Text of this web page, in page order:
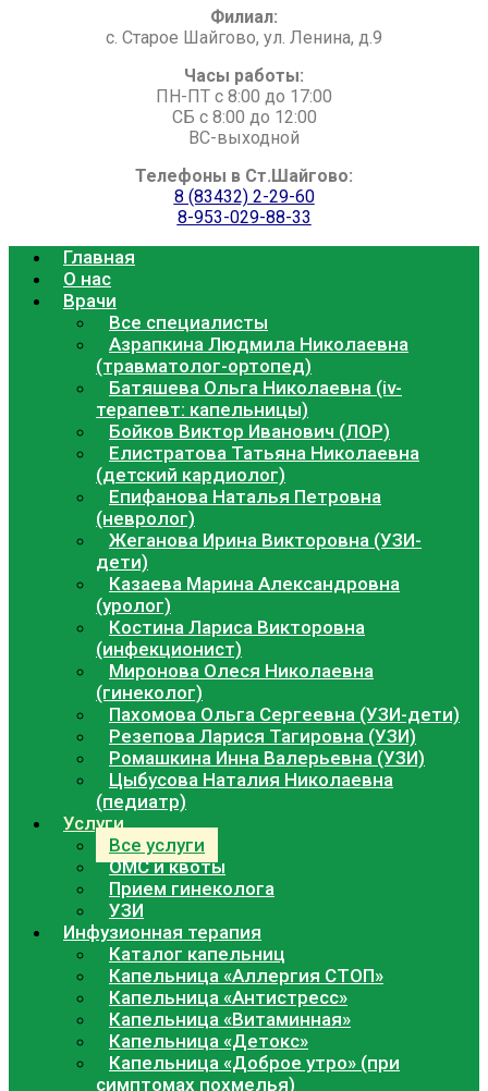
Филиал:
с. Старое Шайгово, ул. Ленина, д.9
Часы работы:
ПН-ПТ с 8:00 до 17:00
СБ с 8:00 до 12:00
ВС-выходной
Телефоны в Ст.Шайгово:
8 (83432) 2-29-60
8-953-029-88-33
Главная
О нас
Врачи
Все специалисты
Азрапкина Людмила Николаевна
(травматолог-ортопед)
Батяшева Ольга Николаевна (iv-
терапевт: капельницы)
Бойков Виктор Иванович (ЛОР)
Елистратова Татьяна Николаевна
(детский кардиолог)
Епифанова Наталья Петровна
(невролог)
Жеганова Ирина Викторовна (УЗИ-
дети)
Казаева Марина Александровна
(уролог)
Костина Лариса Викторовна
(инфекционист)
Миронова Олеся Николаевна
(гинеколог)
Пахомова Ольга Сергеевна (УЗИ-дети)
Резепова Ларися Тагировна (УЗИ)
Ромашкина Инна Валерьевна (УЗИ)
Цыбусова Наталия Николаевна
(педиатр)
Услуги
Все услуги
ОМС и квоты
Прием гинеколога
УЗИ
Инфузионная терапия
Каталог капельниц
Капельница «Аллергия СТОП»
Капельница «Антистресс»
Капельница «Витаминная»
Капельница «Детокс»
Капельница «Доброе утро» (при
симптомах похмелья)